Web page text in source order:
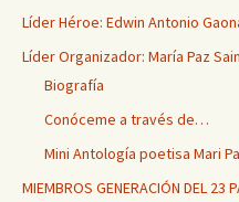
Líder Héroe: Edwin Antonio
Líder Organizador: María Paz
Biografía
Conóceme a través de…
Mini Antología poetisa Mari
MIEMBROS GENERACIÓN DEL 23